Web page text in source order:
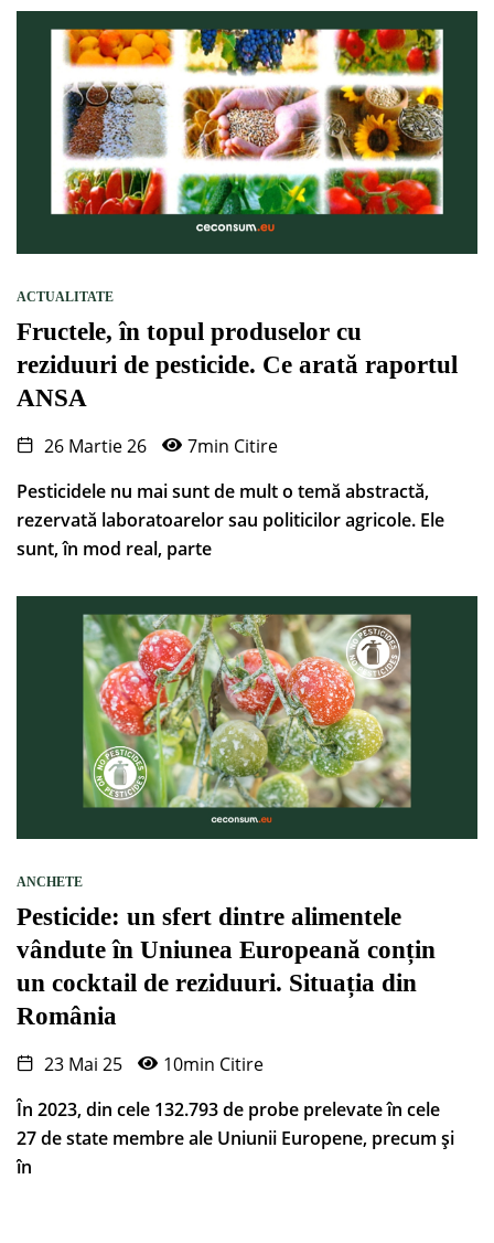
ACTUALITATE
Fructele, în topul produselor cu
reziduuri de pesticide. Ce arată raportul
ANSA
26 Martie 26
7min Citire
Pesticidele nu mai sunt de mult o temă abstractă,
rezervată laboratoarelor sau politicilor agricole. Ele
sunt, în mod real, parte
ANCHETE
Pesticide: un sfert dintre alimentele
vândute în Uniunea Europeană conțin
un cocktail de reziduuri. Situația din
România
23 Mai 25
10min Citire
În 2023, din cele 132.793 de probe prelevate în cele
27 de state membre ale Uniunii Europene, precum și
în